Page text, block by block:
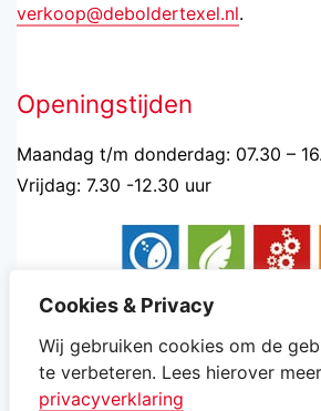
Cookies & Privacy
Wij gebruiken cookies om de
te verbeteren. Lees hierover
privacyverklaring
verkoop@deboldertexel.nl.
Openingstijden
Maandag t/m donderdag: 07.30 –
Vrijdag: 7.30 -12.30 uur